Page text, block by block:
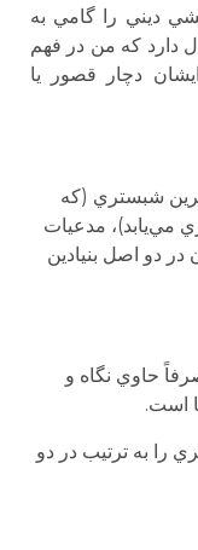
ديني را گامي به
دارد كه من در فهم
دچار قصور يا
شبستري (كه
مي‌يابد)، مدعيات
دو اصل بنيادين
حاوي نگاه و
است.
را به ترتيب در دو